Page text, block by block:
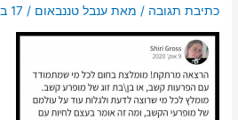
כתיבת תגובה / מאתענבל טננבאום/ 17 ביוני 2021